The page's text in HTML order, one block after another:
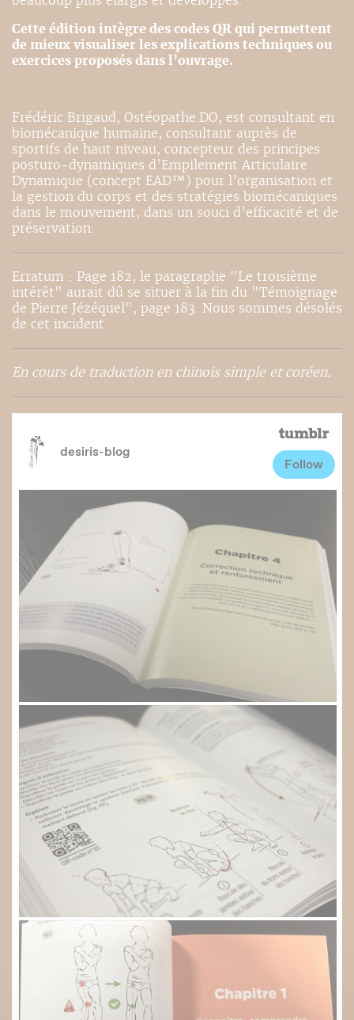
Cette édition intègre des codes QR qui permettent
de mieux visualiser les explications techniques ou
exercices proposés dans l’ouvrage.
Frédéric Brigaud, Ostéopathe.DO, est consultant en
biomécanique humaine, consultant auprès de
sportifs de haut niveau, concepteur des principes
posturo-dynamiques d’Empilement Articulaire
Dynamique (concept EAD™) pour l’organisation et
la gestion du corps et des stratégies biomécaniques
dans le mouvement, dans un souci d’efficacité et de
préservation.
Erratum : Page 182, le paragraphe "Le troisième
intérêt" aurait dû se situer à la fin du "Témoignage
de Pierre Jézéquel", page 183. Nous sommes désolés
de cet incident.
En cours de traduction en chinois simple et coréen.